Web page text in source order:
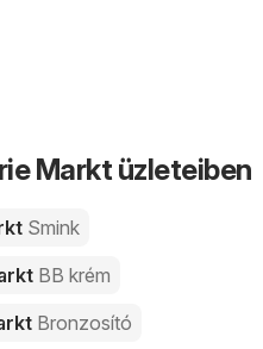
Markt üzleteiben
Smink
BB krém
Bronzosító